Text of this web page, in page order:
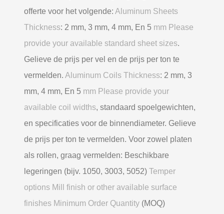
offerte voor het volgende: Aluminum Sheets
Thickness: 2 mm, 3 mm, 4 mm, En 5 mm Please
provide your available standard sheet sizes.
Gelieve de prijs per vel en de prijs per ton te
vermelden. Aluminum Coils Thickness: 2 mm, 3
mm, 4 mm, En 5 mm Please provide your
available coil widths, standaard spoelgewichten,
en specificaties voor de binnendiameter. Gelieve
de prijs per ton te vermelden. Voor zowel platen
als rollen, graag vermelden: Beschikbare
legeringen (bijv. 1050, 3003, 5052) Temper
options Mill finish or other available surface
finishes Minimum Order Quantity (MOQ)